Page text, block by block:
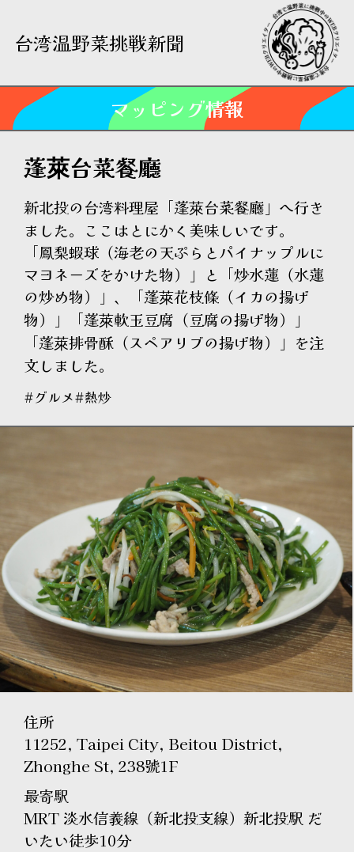
台湾温野菜挑戦新聞
マッピング情報
蓬萊台菜餐廳
新北投の台湾料理屋「蓬萊台菜餐廳」へ行き
ました。ここはとにかく美味しいです。
「鳳梨蝦球（海老の天ぷらとパイナップルに
マヨネーズをかけた物）」と「炒水蓮（水蓮
の炒め物）」、「蓬萊花枝條（イカの揚げ
物）」「蓬萊軟玉豆腐（豆腐の揚げ物）」
「蓬萊排骨酥（スペアリブの揚げ物）」を注
文しました。
#グルメ#熱炒
住所
11252, Taipei City, Beitou District,
Zhonghe St, 238號1F
最寄駅
MRT 淡水信義線（新北投支線）新北投駅 だ
いたい徒歩10分